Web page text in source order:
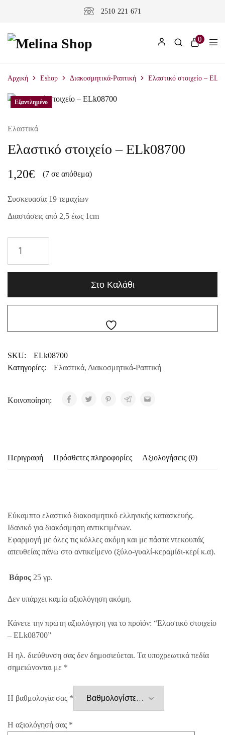
2510 221 671
0
Αρχική Eshop Διακοσμητικά-Ραπτική Ελαστικό στοιχείο –
Ελαστικά
Ελαστικό στοιχείο – ELk08700
1,20€ (7 σε απόθεμα)
Συσκευασία 19 τεμαχίων
Διαστάσεις από 2,5 έως 1cm
Στο Καλάθι
SKU:
ELk08700
Κατηγορίες:
Ελαστικά, Διακοσμητικά-Ραπτική
Κοινοποίηση:
Περιγραφή Πρόσθετες πληροφορίες Αξιολογήσεις (0)
Εύκαμπτο ελαστικό διακοσμητικό ελληνικής κατασκευής.
Ιδανικό για διακόσμηση αντικειμένων.
Εφαρμογή με όλες τις κόλλες ακόμη και με πάστα ντεκουπάζ
απευθείας πάνω στο αντικείμενο (ξύλο-γυαλί-κεραμίδι-κερί κ.α).
Βάρος 25 γρ.
Δεν υπάρχει καμία αξιολόγηση ακόμη.
Κάνετε την πρώτη αξιολόγηση για το προϊόν: “Ελαστικό στοιχείο
– ELk08700”
Η ηλ. διεύθυνση σας δεν δημοσιεύεται. Τα υποχρεωτικά πεδία
σημειώνονται με *
Η βαθμολογία σας *
Η αξιολόγησή σας *
Εξαντλημένο